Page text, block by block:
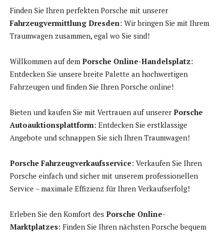
Finden Sie Ihren perfekten Porsche mit unserer
Fahrzeugvermittlung Dresden: Wir bringen Sie mit Ihrem
Traumwagen zusammen, egal wo Sie sind!
Willkommen auf dem Porsche Online-Handelsplatz:
Entdecken Sie unsere breite Palette an hochwertigen
Fahrzeugen und finden Sie Ihren Porsche online!
Bieten und kaufen Sie mit Vertrauen auf unserer Porsche
Autoauktionsplattform: Entdecken Sie erstklassige
Angebote und schnappen Sie sich Ihren Traumwagen!
Porsche Fahrzeugverkaufsservice: Verkaufen Sie Ihren
Porsche einfach und sicher mit unserem professionellen
Service – maximale Effizienz für Ihren Verkaufserfolg!
Erleben Sie den Komfort des Porsche Online-
Marktplatzes: Finden Sie Ihren nächsten Porsche bequem